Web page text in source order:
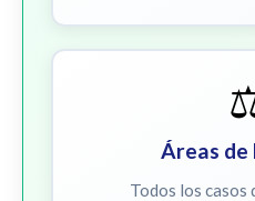
Áreas
Todos los casos